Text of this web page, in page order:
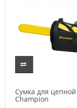
Сумка для
Champion